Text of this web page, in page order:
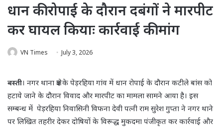
धान की रोपाई के दौरान दबंगों ने मारपीट
कर घायल कियाः कार्रवाई की मांग
VN Times July 3, 2026
बस्ती। नगर थाना क्षेत्र के पेड़रहिया गांव में धान रोपाई के दौरान कटीले बांस को
हटाये जाने के दौरान विवाद और मारपीट का मामला सामने आया है। इस
सम्बन्ध में पेड़रहिया निवासिनी विफना देवी पत्नी राम सुरेश गुप्ता ने नगर थाने
पर लिखित तहरीर देकर दोषियों के विरूद्ध मुकदमा पंजीकृत कर कार्रवाई और